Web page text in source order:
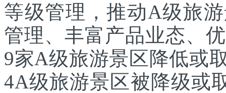
等级管理，推动A级旅
管理、丰富产品业态、
9家A级旅游景区降低或
4A级旅游景区被降级或